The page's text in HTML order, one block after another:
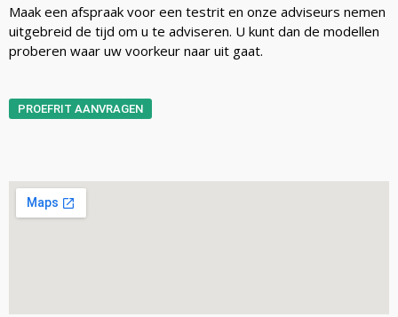
Maak een afspraak voor een testrit en onze adviseurs nemen
uitgebreid de tijd om u te adviseren. U kunt dan de modellen
proberen waar uw voorkeur naar uit gaat.
PROEFRIT AANVRAGEN